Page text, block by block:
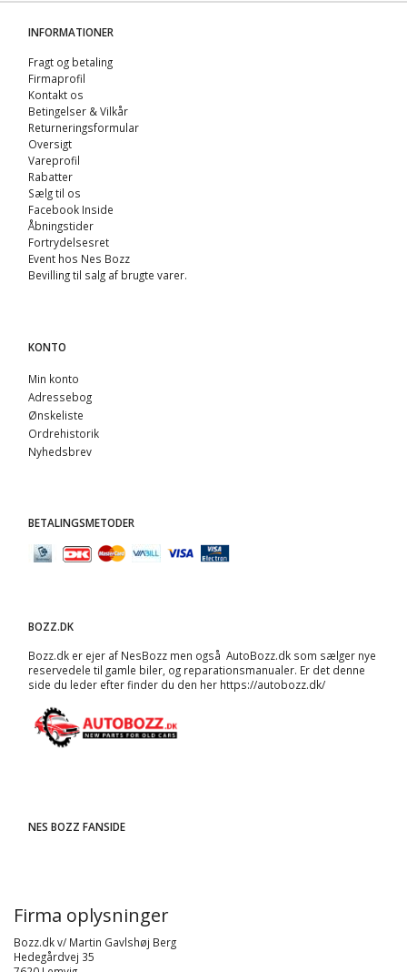
INFORMATIONER
Fragt og betaling
Firmaprofil
Kontakt os
Betingelser & Vilkår
Returneringsformular
Oversigt
Vareprofil
Rabatter
Sælg til os
Facebook Inside
Åbningstider
Fortrydelsesret
Event hos Nes Bozz
Bevilling til salg af brugte varer.
KONTO
Min konto
Adressebog
Ønskeliste
Ordrehistorik
Nyhedsbrev
BETALINGSMETODER
BOZZ.DK
Bozz.dk er ejer af NesBozz men også AutoBozz.dk som sælger nye
reservedele til gamle biler, og reparationsmanualer. Er det denne
side du leder efter finder du den her https://autobozz.dk/
NES BOZZ FANSIDE
Firma oplysninger
Bozz.dk v/ Martin Gavlshøj Berg
Hedegårdvej 35